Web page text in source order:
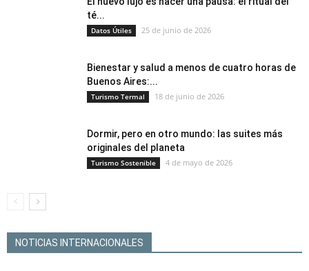
té...
Datos Útiles 25 de junio de 2026
Bienestar y salud a menos de cuatro horas de
Buenos Aires:...
Turismo Termal 18 de junio de 2026
Dormir, pero en otro mundo: las suites más
originales del planeta
Turismo Sostenible 4 de mayo de 2026
NOTICIAS INTERNACIONALES